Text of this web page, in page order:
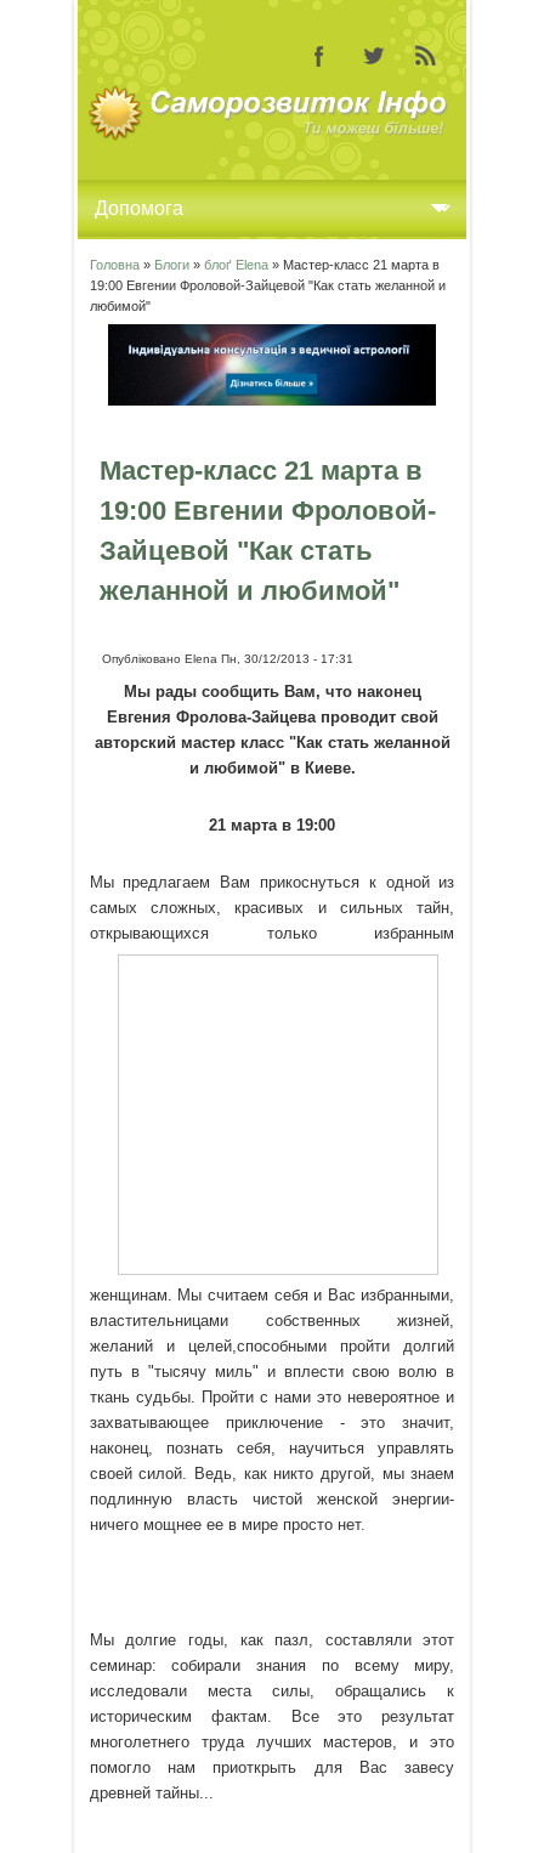
Ви є тут
Головна» Блоги» блоґ Elena» Мастер-класс 21 марта в
19:00 Евгении Фроловой-Зайцевой "Как стать желанной и
любимой"
Мастер-класс 21 марта в
19:00 Евгении Фроловой-
Зайцевой "Как стать
желанной и любимой"
Опубліковано Elena Пн, 30/12/2013 - 17:31
Мы рады сообщить Вам, что наконец
Евгения Фролова-Зайцева проводит свой
авторский мастер класс "Как стать желанной
и любимой" в Киеве.
21 марта в 19:00
Мы предлагаем Вам прикоснуться к одной из
самых сложных, красивых и сильных тайн,
открывающихся только избранным
женщинам. Мы считаем себя и Вас избранными,
властительницами собственных жизней,
желаний и целей,способными пройти долгий
путь в "тысячу миль" и вплести свою волю в
ткань судьбы. Пройти с нами это невероятное и
захватывающее приключение - это значит,
наконец, познать себя, научиться управлять
своей силой. Ведь, как никто другой, мы знаем
подлинную власть чистой женской энергии-
ничего мощнее ее в мире просто нет.
Мы долгие годы, как пазл, составляли этот
семинар: собирали знания по всему миру,
исследовали места силы, обращались к
историческим фактам. Все это результат
многолетнего труда лучших мастеров, и это
помогло нам приоткрыть для Вас завесу
древней тайны...